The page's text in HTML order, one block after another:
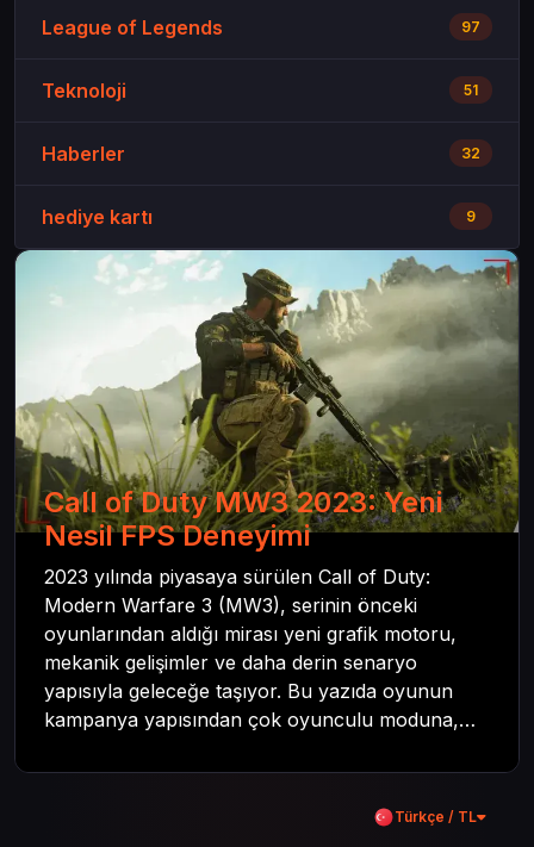
League of Legends 97
Teknoloji 51
Haberler 32
hediye kartı 9
Call of Duty MW3 2023: Yeni
Nesil FPS Deneyimi
2023 yılında piyasaya sürülen Call of Duty:
Modern Warfare 3 (MW3), serinin önceki
oyunlarından aldığı mirası yeni grafik motoru,
mekanik gelişimler ve daha derin senaryo
yapısıyla geleceğe taşıyor. Bu yazıda oyunun
kampanya yapısından çok oyunculu moduna,
kadar her şeyi kapsamaya çalışacaktır. Tüm
içeriği boyunca Call of Duty evreninin
detaylarına inilecek ve steam hediye kartı
Türkçe / TL